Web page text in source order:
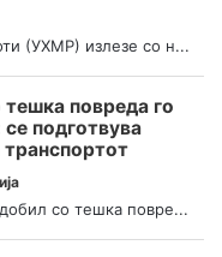
(УХМР) излезе со н...
повреда го
се подготвува
транспортот
со тешка повре...